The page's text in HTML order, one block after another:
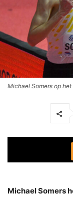
Michael Somers op
Michael Somers